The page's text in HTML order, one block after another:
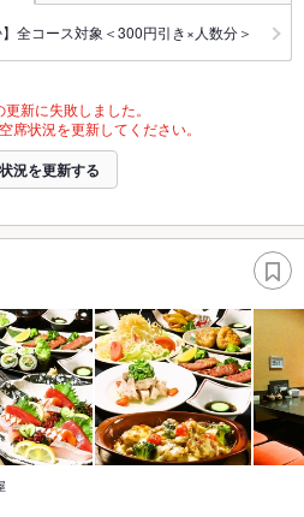
全コース対象＜300円引き×人数分＞
新に失敗しました。
席状況を更新してください。
況を更新する